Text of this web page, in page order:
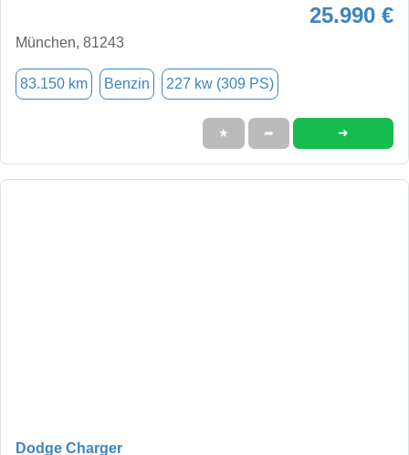
25.990 €
München, 81243
83.150 km Benzin 227 kw (309 PS)
★ ➦ ➜
Dodge Charger